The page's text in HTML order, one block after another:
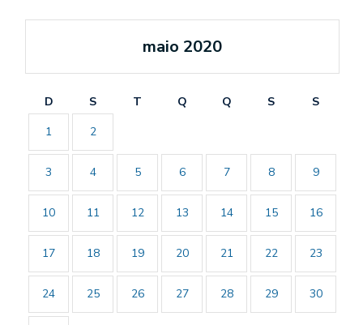
maio 2020
D S T Q Q S
S
1
2
3 4 5 6 7 8 9
10 11 12 13 14 15 16
17 18 19 20 21 22 23
24 25 26 27 28 29 30